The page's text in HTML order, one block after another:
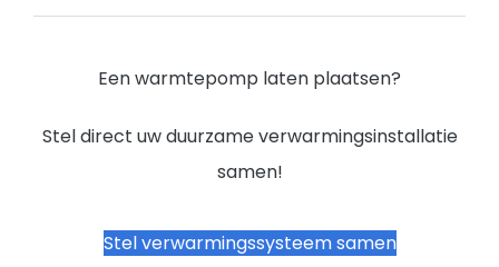
Een warmtepomp laten plaatsen?
Stel direct uw duurzame verwarmingsinstallatie
samen!
Stel verwarmingssysteem samen